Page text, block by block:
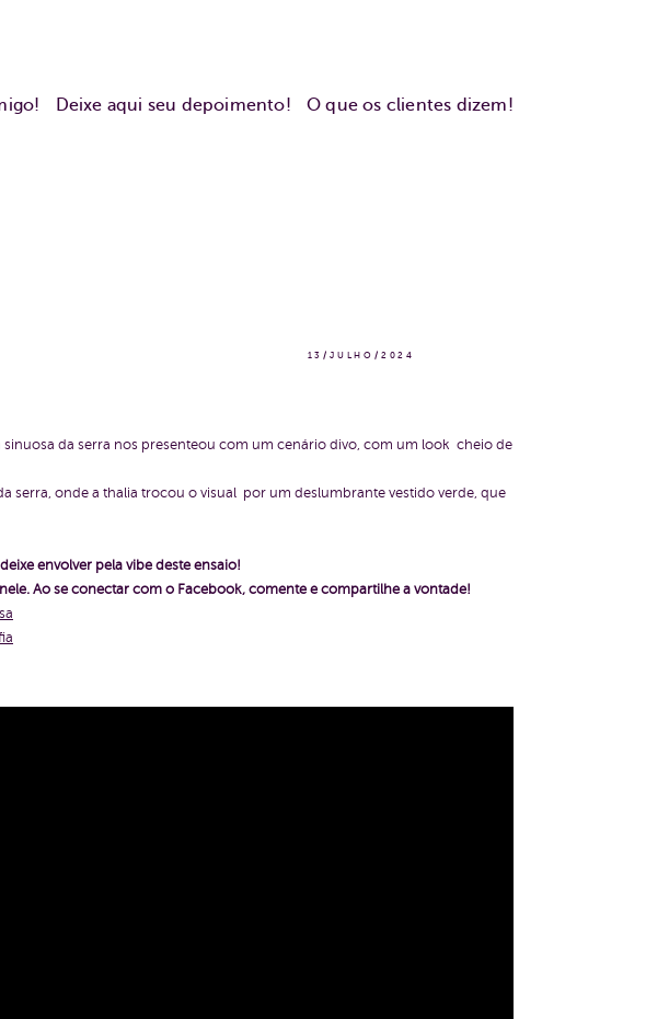
Deixe aqui seu depoimento! O que os clientes dizem!
13/JULHO/2024
da serra nos presenteou com um cenário divo, com um look cheio de
serra, onde a thalia trocou o visual por um deslumbrante vestido verde, que
envolver pela vibe deste ensaio!
Ao se conectar com o Facebook, comente e compartilhe a vontade!